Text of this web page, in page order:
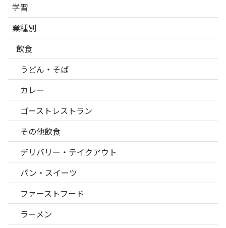
学習
業種別
飲食
うどん・そば
カレー
ゴーストレストラン
その他飲食
デリバリー・テイクアウト
パン・スイーツ
ファーストフード
ラーメン